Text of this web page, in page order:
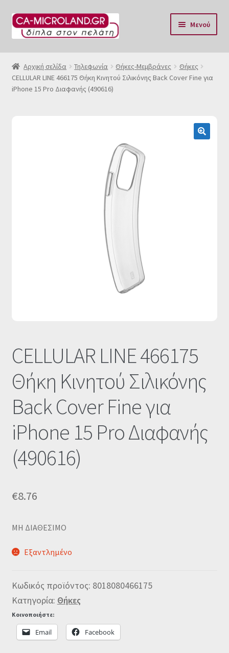
Απευθείας
μετάβαση
Μετάβαση
σε
Μενού
Αρχική
Η Eταιρία μας
Αρχική σελίδα Τηλεφωνία Θήκες-Μεμβράνες
Θήκες
CELLULAR LINE 466175 Θήκη Κινητού Σιλικόνης Back Cover Fine για
iPhone 15 Pro Διαφανής (490616)
CELLULAR LINE 466175
Θήκη Κινητού Σιλικόνης
Back Cover Fine για
iPhone 15 Pro Διαφανής
(490616)
€8.76
MΗ ΔΙΑΘΕΣΙΜΟ
Εξαντλημένο
Κωδικός προϊόντος: 8018080466175
Κατηγορία: Θήκες
Κοινοποιήστε:
Email Facebook